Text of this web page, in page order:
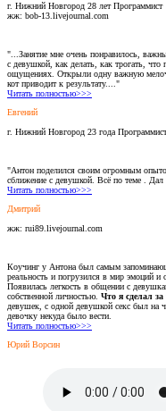
г. Нижний Новгород 28 лет Программист
жж: bob-13.livejournal.com
"...Занятие мне очень понравилось,
с девушкой, как делать, как трогать,
ощущениях. Открыли одну важную
кот приводит к результату...."
Читать полностью>>>
Евгений
г. Нижний Новгород 23 года Программист
"Антон поделился своим огромным
сближение с девушкой. Всё по теме .
Читать полностью>>>
Дмитрий
жж: rui89.livejournal.com
Коучинг у Антона был самым
реальность и погрузился в мир эмоций
Появилась легкость в общении с
собственной личностью. Что я сделал
девушек, с одной девушкой секс был на
девочку некуда было вести.
Читать полностью>>>
Юрий Ворсин